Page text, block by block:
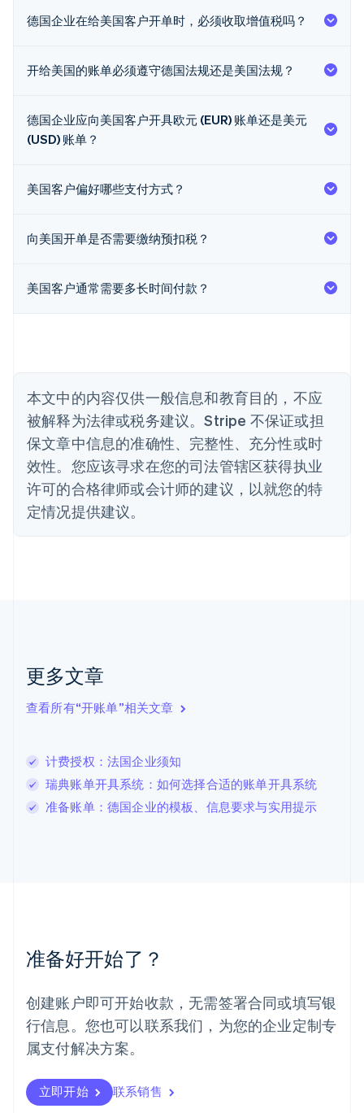
德国企业在给美国客户开单时，必须收取增值税吗？
开给美国的账单必须遵守德国法规还是美国法规？
德国企业应向美国客户开具欧元 (EUR) 账单还是美元
(USD) 账单？
美国客户偏好哪些支付方式？
向美国开单是否需要缴纳预扣税？
美国客户通常需要多长时间付款？
本文中的内容仅供一般信息和教育目的，不应
被解释为法律或税务建议。Stripe 不保证或担
保文章中信息的准确性、完整性、充分性或时
效性。您应该寻求在您的司法管辖区获得执业
许可的合格律师或会计师的建议，以就您的特
定情况提供建议。
更多文章
查看所有“开账单”相关文章
计费授权：法国企业须知
瑞典账单开具系统：如何选择合适的账单开具系统
准备账单：德国企业的模板、信息要求与实用提示
准备好开始了？
创建账户即可开始收款，无需签署合同或填写银
行信息。您也可以联系我们，为您的企业定制专
属支付解决方案。
立即开始 联系销售
爱尔兰
English
爱沙尼亚
奥地利
DeutschEnglish
巴西
English
比利时
丹麦
English
德国
DeutschEnglish
法国
芬兰
English Svenska
荷兰
立陶宛
列支敦士登
FrançaisDeutschEnglish
罗马尼亚
English
马尔他
English
葡萄牙
日本
日本語 English
瑞典
SvenskaEnglish
Deutsch FrançaisItaliano English
塞浦路斯